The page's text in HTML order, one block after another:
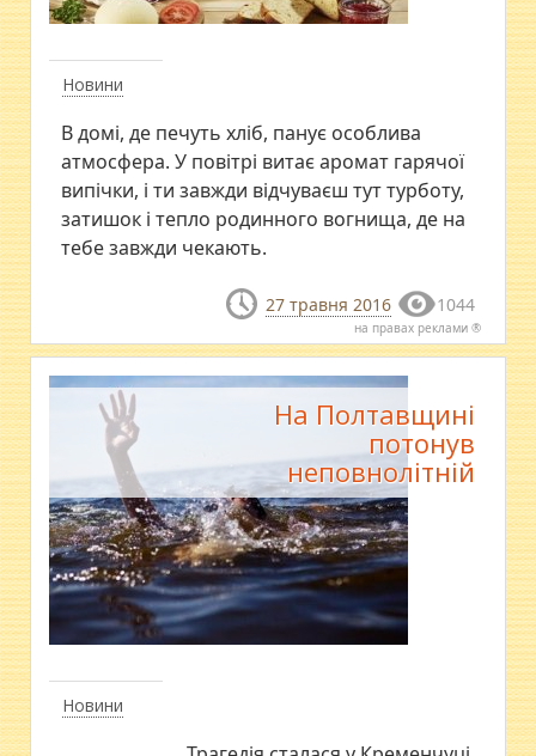
Новини
В домі, де печуть хліб, панує особлива
атмосфера. У повітрі витає аромат гарячої
випічки, і ти завжди відчуваєш тут турботу,
затишок і тепло родинного вогнища, де на
тебе завжди чекають.
27 травня 2016 1044
на правах реклами ®
Новини
На Полтавщині
потонув
неповнолітній